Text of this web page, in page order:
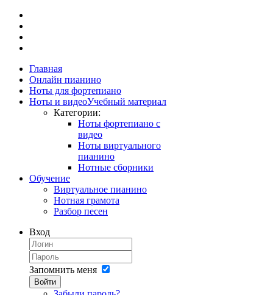
Главная
Онлайн пианино
Ноты для фортепиано
Ноты и видеоУчебный материал
Категории:
Ноты фортепиано с
видео
Ноты виртуального
пианино
Нотные сборники
Обучение
Виртуальное пианино
Нотная грамота
Разбор песен
Вход
Запомнить меня
Войти